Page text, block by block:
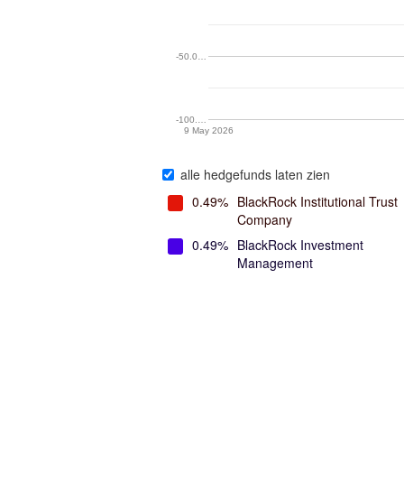
9 May 2026
-100.…
-50.0…
alle hedgefunds laten zien
0.49% BlackRock Institutional Trust
Company
0.49% BlackRock Investment
Management